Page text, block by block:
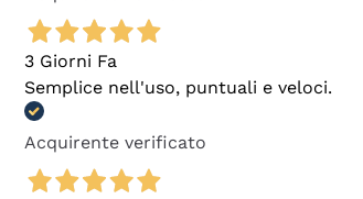
3 Giorni Fa
Semplice nell'uso, puntuali e veloci.
Acquirente verificato